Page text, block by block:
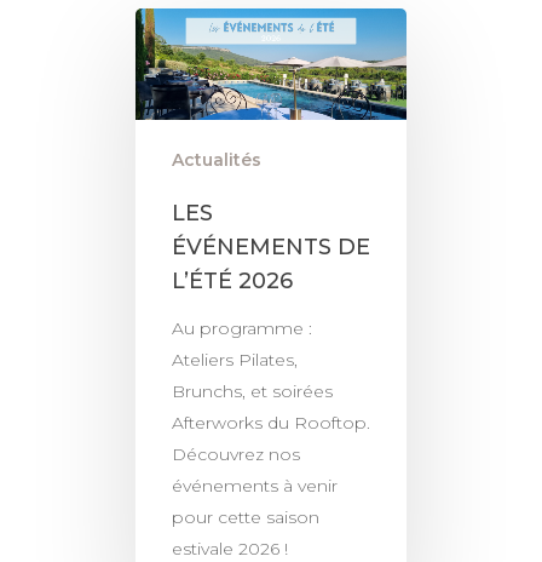
Actualités
LES
ÉVÉNEMENTS DE
L’ÉTÉ 2026
Au programme :
Ateliers Pilates,
Brunchs, et soirées
Afterworks du Rooftop.
Découvrez nos
événements à venir
pour cette saison
estivale 2026 !